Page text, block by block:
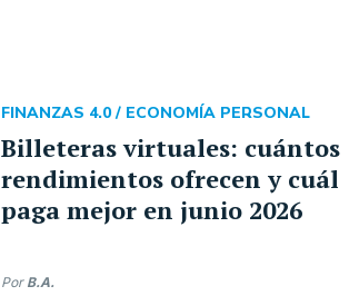
Billeteras virtuales: cuántos
rendimientos ofrecen y cuál
paga mejor en junio 2026
FINANZAS 4.0 / ECONOMÍA PERSONAL
Por B.A.